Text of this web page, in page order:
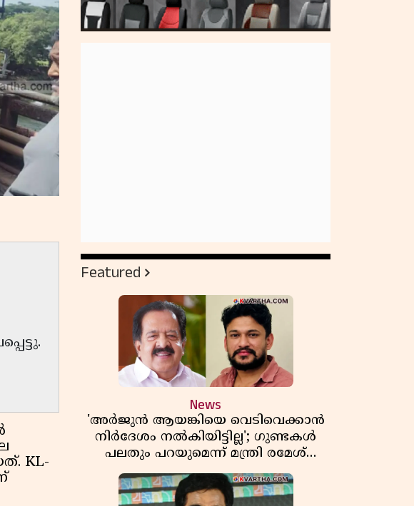
KL-
Featured
News
'അർജുൻ ആയങ്കിയെ വെടിവെക്കാൻ
നിർദേശം നൽകിയിട്ടില്ല'; ഗുണ്ടകൾ
പലതും പറയുമെന്ന് മന്ത്രി രമേശ്
ചെന്നിത്തല